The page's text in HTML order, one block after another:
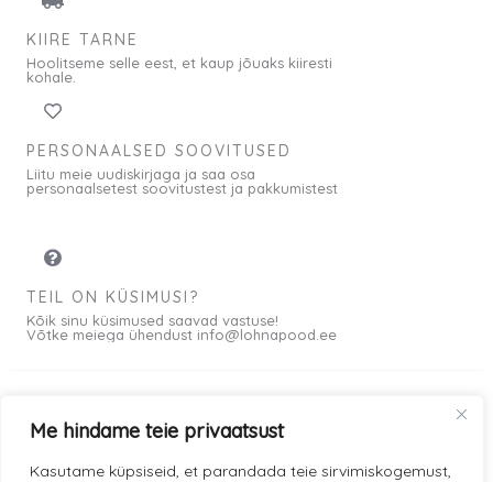
Me hindame teie privaatsust
Kasutame küpsiseid, et parandada teie sirvimiskogemust,
KIIRE TARNE
Hoolitseme selle eest, et kaup jõuaks kiiresti
kohale.
PERSONAALSED SOOVITUSED
Liitu meie uudiskirjaga ja saa osa
personaalsetest soovitustest ja pakkumistest
TEIL ON KÜSIMUSI?
Kõik sinu küsimused saavad vastuse!
Võtke meiega ühendust info@lohnapood.ee
Meist